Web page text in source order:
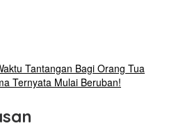
Tantangan Bagi Orang Tua
Ternyata Mulai Beruban!